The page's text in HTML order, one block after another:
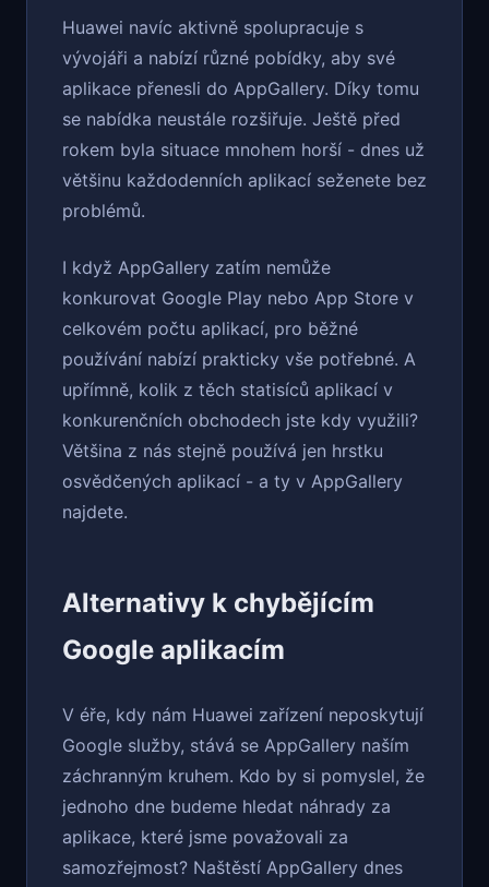
Huawei navíc aktivně spolupracuje s
vývojáři a nabízí různé pobídky, aby své
aplikace přenesli do AppGallery. Díky tomu
se nabídka neustále rozšiřuje. Ještě před
rokem byla situace mnohem horší - dnes už
většinu každodenních aplikací seženete bez
problémů.
I když AppGallery zatím nemůže
konkurovat Google Play nebo App Store v
celkovém počtu aplikací, pro běžné
používání nabízí prakticky vše potřebné. A
upřímně, kolik z těch statisíců aplikací v
konkurenčních obchodech jste kdy využili?
Většina z nás stejně používá jen hrstku
osvědčených aplikací - a ty v AppGallery
najdete.
Alternativy k chybějícím
Google aplikacím
V éře, kdy nám Huawei zařízení neposkytují
Google služby, stává se AppGallery naším
záchranným kruhem. Kdo by si pomyslel, že
jednoho dne budeme hledat náhrady za
aplikace, které jsme považovali za
samozřejmost? Naštěstí AppGallery dnes